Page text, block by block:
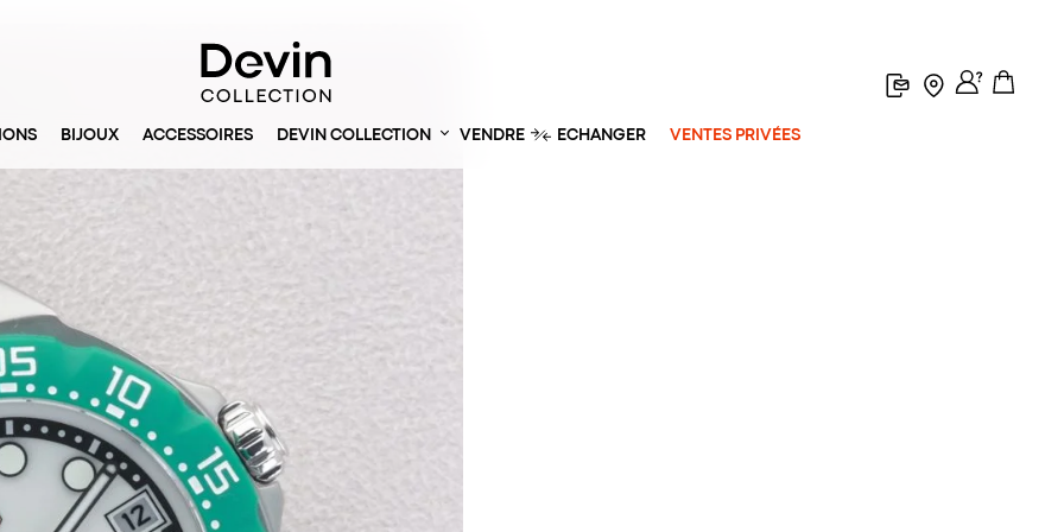
BIJOUX ACCESSOIRES DEVIN COLLECTION VENDRE ECHANGER VENTES PRIVÉES